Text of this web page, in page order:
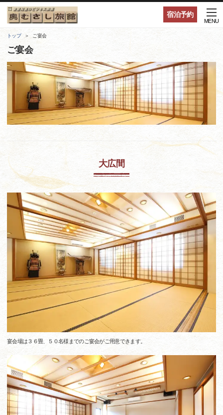
宿泊予約
MENU
トップ ご宴会
ご宴会
大広間
宴会場は３６畳、５０名様までのご宴会がご用意できます。